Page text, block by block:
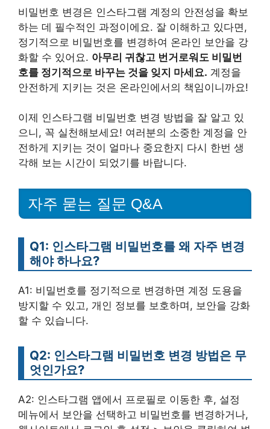
비밀번호 변경은 인스타그램 계정의 안전성을 확보
하는 데 필수적인 과정이에요. 잘 이해하고 있다면,
정기적으로 비밀번호를 변경하여 온라인 보안을 강
화할 수 있어요. 아무리 귀찮고 번거로워도 비밀번
호를 정기적으로 바꾸는 것을 잊지 마세요. 계정을
안전하게 지키는 것은 온라인에서의 책임이니까요!
이제 인스타그램 비밀번호 변경 방법을 잘 알고 있
으니, 꼭 실천해보세요! 여러분의 소중한 계정을 안
전하게 지키는 것이 얼마나 중요한지 다시 한번 생
각해 보는 시간이 되었기를 바랍니다.
자주 묻는 질문 Q&A
Q1: 인스타그램 비밀번호를 왜 자주 변경
해야 하나요?
A1: 비밀번호를 정기적으로 변경하면 계정 도용을
방지할 수 있고, 개인 정보를 보호하며, 보안을 강화
할 수 있습니다.
Q2: 인스타그램 비밀번호 변경 방법은 무
엇인가요?
A2: 인스타그램 앱에서 프로필로 이동한 후, 설정
메뉴에서 보안을 선택하고 비밀번호를 변경하거나,